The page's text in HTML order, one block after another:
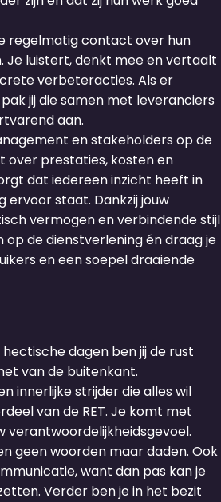
regelmatig contact over hun
Je luistert, denkt mee en vertaalt
verbeteracties. Als er
jij die samen met leveranciers
aan.
en stakeholders op de
over prestaties, kosten en
dat iedereen inzicht heeft in
ervoor staat. Dankzij jouw
vermogen en verbindende stijl
op de dienstverlening én draag je
en een soepel draaiende
dagen ben jij de rust
van de buitenkant.
innerlijke strijder die alles wil
van de RET. Je komt met
verantwoordelijkheidsgevoel.
geen woorden maar daden. Ook
want dan pas kan je
Verder ben je in het bezit